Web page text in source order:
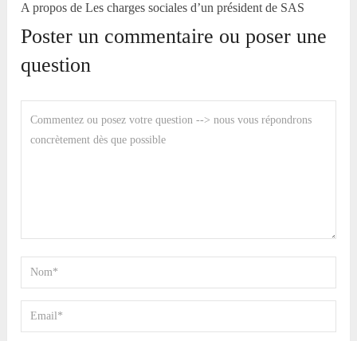
A propos de Les charges sociales d’un président de SAS
Poster un commentaire ou poser une
question